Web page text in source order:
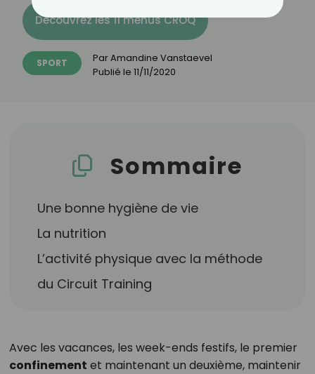
Découvrez les 11 menus CROQ
SPORT ParAmandine Vanstaevel
Publié le 11/11/2020
Sommaire
Une bonne hygiène de vie
La nutrition
L’activité physique avec la méthode
du Circuit Training
Avec les vacances, les week-ends festifs, le premier
confinement et maintenant un deuxième, maintenir